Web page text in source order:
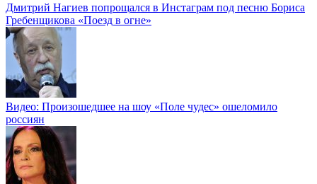
Дмитрий Нагиев попрощался в Инстаграм под песню Бориса
Гребенщикова «Поезд в огне»
Видео: Произошедшее на шоу «Поле чудес» ошеломило
россиян